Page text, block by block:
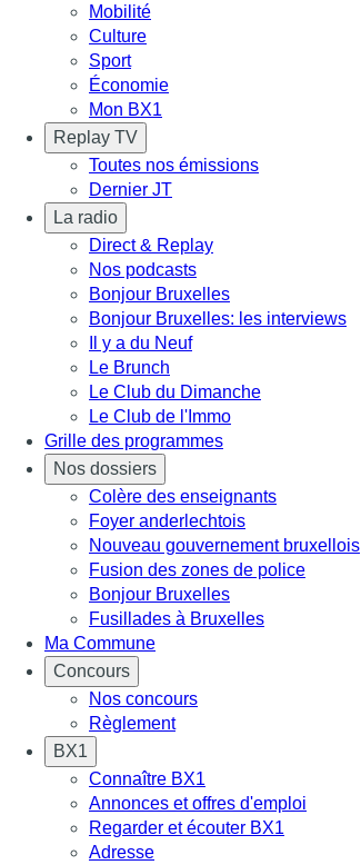
Mobilité
Culture
Sport
Économie
Mon BX1
Replay TV
Toutes nos émissions
Dernier JT
La radio
Direct & Replay
Nos podcasts
Bonjour Bruxelles
Bonjour Bruxelles: les interviews
Il y a du Neuf
Le Brunch
Le Club du Dimanche
Le Club de l'Immo
Grille des programmes
Nos dossiers
Colère des enseignants
Foyer anderlechtois
Nouveau gouvernement bruxellois
Fusion des zones de police
Bonjour Bruxelles
Fusillades à Bruxelles
Ma Commune
Concours
Nos concours
Règlement
BX1
Connaître BX1
Annonces et offres d'emploi
Regarder et écouter BX1
Adresse